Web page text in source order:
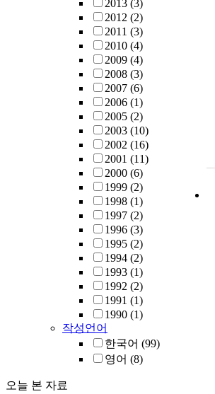
2013 (3)
2012 (2)
2011 (3)
2010 (4)
2009 (4)
2008 (3)
2007 (6)
2006 (1)
2005 (2)
2003 (10)
2002 (16)
2001 (11)
2000 (6)
1999 (2)
1998 (1)
1997 (2)
1996 (3)
1995 (2)
1994 (2)
1993 (1)
1992 (2)
1991 (1)
1990 (1)
작성언어
한국어 (99)
영어 (8)
오늘 본 자료